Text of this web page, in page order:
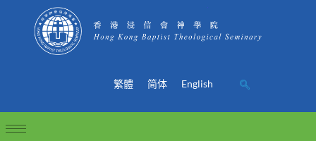
繁體 简体 English